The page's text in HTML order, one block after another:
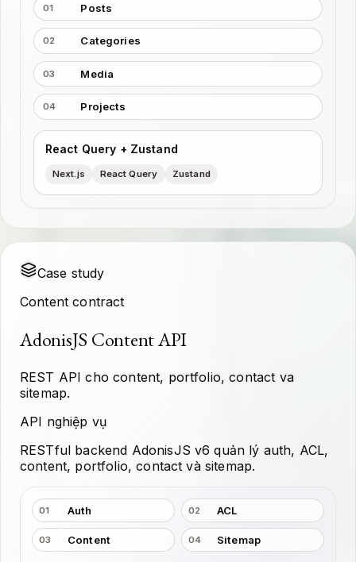
01 Posts
02 Categories
03 Media
04 Projects
React Query + Zustand
Next.js React Query Zustand
Case study
Content contract
AdonisJS Content API
REST API cho content, portfolio, contact va
sitemap.
API nghiệp vụ
RESTful backend AdonisJS v6 quản lý auth, ACL,
content, portfolio, contact và sitemap.
01 Auth 02 ACL
03 Content 04 Sitemap